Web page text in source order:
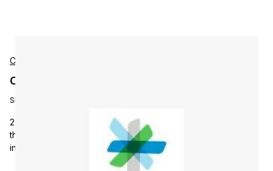
Cisco
Cisco ATA191-K9 Accessories
SKU:
2-Port Analog Telephone Adapter by Cisco. Accessory part in
the Accessories category for compatible devices and
installations.